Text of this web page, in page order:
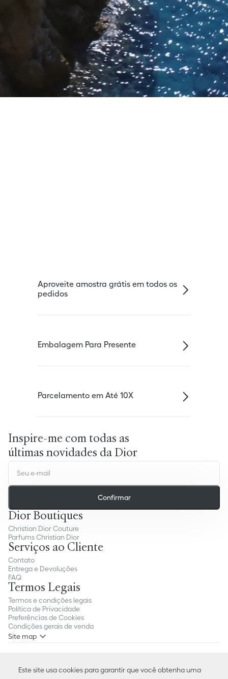
Este site usa cookies para garantir que você obtenha uma
Aproveite amostra grátis em todos os
pedidos
Embalagem Para Presente
Parcelamento em Até 10X
Inspire-me com todas as
últimas novidades da Dior
Confirmar
Dior Boutiques
Christian Dior Couture
Parfums Christian Dior
Serviços ao Cliente
Contato
Entrega e Devoluções
FAQ
Termos Legais
Termos e condições legais
Política de Privacidade
Preferências de Cookies
Condições gerais de venda
Site map
Brasil (Português)